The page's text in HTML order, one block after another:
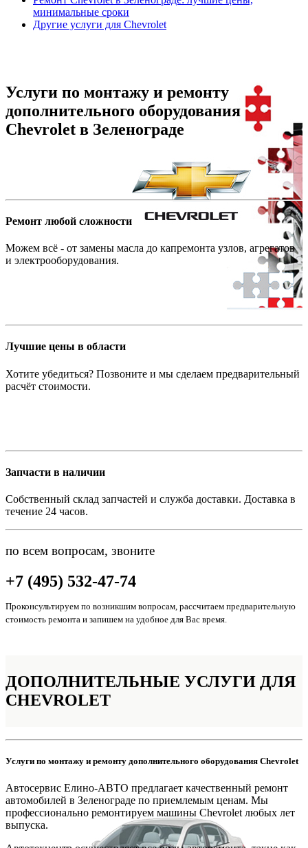
минимальные сроки
Другие услуги для Chevrolet
Услуги по монтажу и ремонту
дополнительного оборудования
Chevrolet в Зеленограде
Ремонт любой сложности
Можем всё - от замены масла до капремонта узлов, агрегатов
и электрооборудования.
Лучшие цены в области
Хотите убедиться? Позвоните и мы сделаем предварительный
расчёт стоимости.
Запчасти в наличии
Собственный склад запчастей и служба доставки. Доставка в
течение 24 часов.
по всем вопросам, звоните
+7 (495) 532-47-74
Проконсультируем по возникшим вопросам, рассчитаем предварительную
стоимость ремонта и запишем на удобное для Вас время.
ДОПОЛНИТЕЛЬНЫЕ УСЛУГИ ДЛЯ
CHEVROLET
Услуги по монтажу и ремонту дополнительного оборудования Chevrolet
Автосервис Елино-АВТО предлагает качественный ремонт
автомобилей в Зеленограде по приемлемым ценам. Мы
профессионально ремонтируем машины Chevrolet любых лет
выпуска.